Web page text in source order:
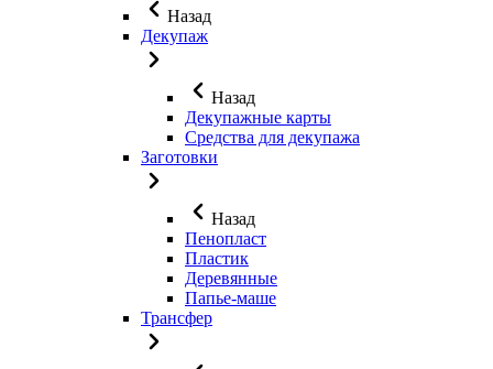
Назад
Декупаж
Назад
Декупажные карты
Средства для декупажа
Заготовки
Назад
Пенопласт
Пластик
Деревянные
Папье-маше
Трансфер